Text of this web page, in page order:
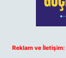
Reklam ve İletişim: